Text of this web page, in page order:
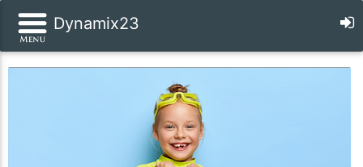
Dynamix23